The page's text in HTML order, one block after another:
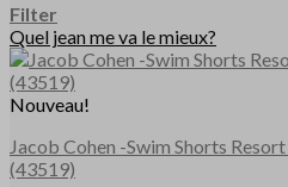
Filter
Quel jean me va le mieux?
Nouveau!
Jacob Cohen -Swim Shorts
(43519)